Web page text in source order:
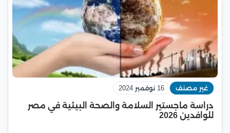
غير مصنف 16 نوفمبر 2024
دراسة ماجستير السلامة والصحة البيئية في مصر
للوافدين 2026